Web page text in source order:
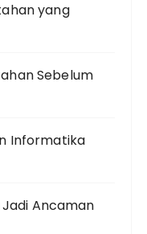
yang
Sebelum
Informatika
Ancaman